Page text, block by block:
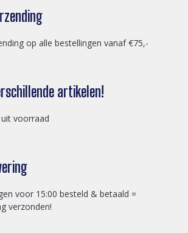
op alle bestellingen vanaf €75,-
artikelen!
voorraad
voor 15:00 besteld & betaald =
verzonden!